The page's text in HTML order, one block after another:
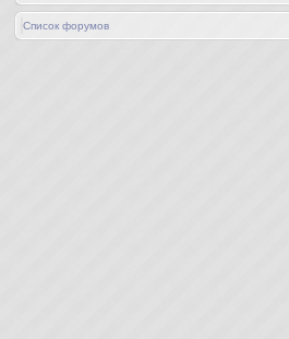
Список форумов